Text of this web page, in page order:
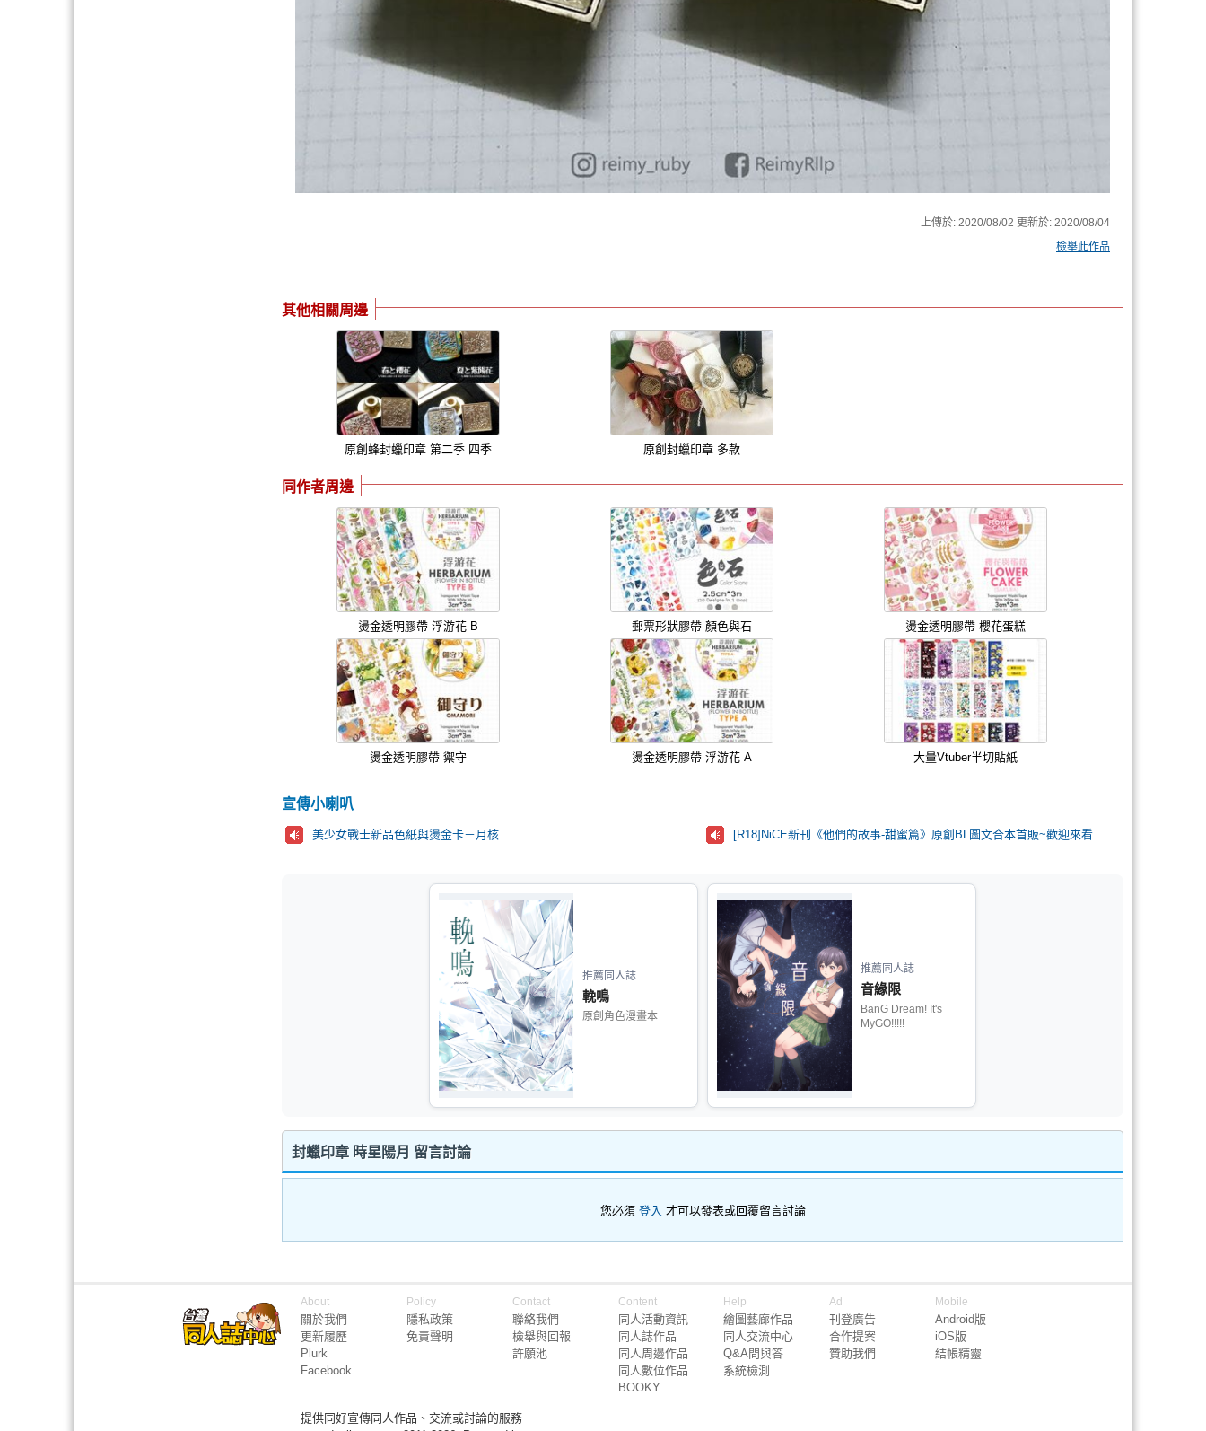
上傳於: 2020/08/02 更新於: 2020/08/04
檢舉此作品
其他相關周邊
原創蜂封蠟印章 第二季 四季 原創封蠟印章 多款
同作者周邊
燙金透明膠帶 浮游花 B 郵票形狀膠帶 顏色與石 燙金透明膠帶 櫻花蛋糕
燙金透明膠帶 禦守 燙金透明膠帶 浮游花 A 大量Vtuber半切貼紙
宣傳小喇叭
美少女戰士新品色紙與燙金卡－月核 [R18]NiCE新刊《他們的故事-甜蜜篇》原創BL圖文合本首販~歡迎來看看！
推薦同人誌
輓鳴
原創角色漫畫本
推薦同人誌
音緣限
BanG Dream! It's
MyGO!!!!!
封蠟印章 時星陽月 留言討論
您必須 登入 才可以發表或回覆留言討論
About
關於我們
更新履歷
Plurk
Facebook
Policy
隱私政策
免責聲明
Contact
聯絡我們
檢舉與回報
許願池
Content
同人活動資訊
同人誌作品
同人周邊作品
同人數位作品
BOOKY
Help
繪圖藝廊作品
同人交流中心
Q&A問與答
系統檢測
Ad
刊登廣告
合作提案
贊助我們
Mobile
Android版
iOS版
結帳精靈
提供同好宣傳同人作品、交流或討論的服務